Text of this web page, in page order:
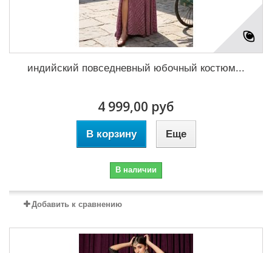
индийский повседневный юбочный костюм...
4 999,00 руб
В корзину Еще
В наличии
Добавить к сравнению